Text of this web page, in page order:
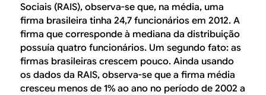
Sociais (RAIS), observa-se que, na média, uma
firma brasileira tinha 24,7 funcionários em 2012. A
firma que corresponde à mediana da distribuição
possuía quatro funcionários. Um segundo fato: as
firmas brasileiras crescem pouco. Ainda usando
os dados da RAIS, observa-se que a firma média
cresceu menos de 1% ao ano no período de 2002 a